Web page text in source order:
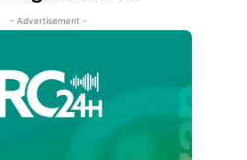
- Advertisement -